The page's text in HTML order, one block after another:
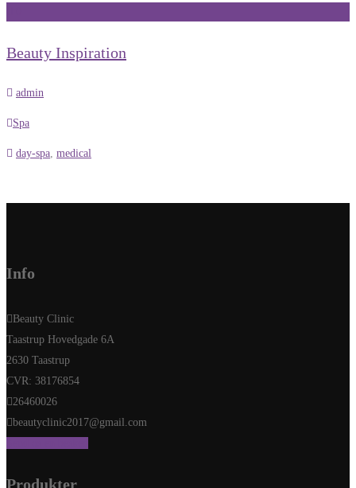
Beauty Inspiration
admin
Spa
day-spa medical
Info
Beauty Clinic
Taastrup Hovedgade 6A
2630 Taastrup
CVR: 38176854
26460026
beautyclinic2017@gmail.com
Produkter